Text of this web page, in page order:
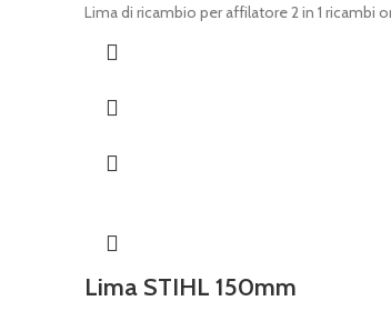
Lima di ricambio per affilatore 2 in 1 ricambi
Lima STIHL 150mm